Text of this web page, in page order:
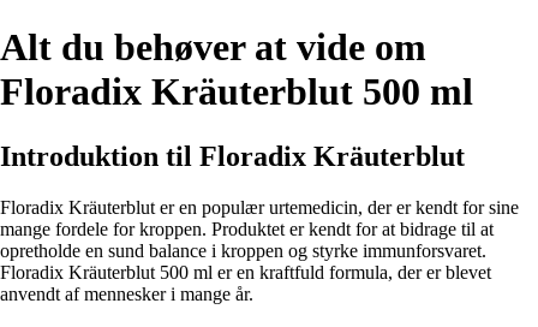
Alt du behøver at vide om
Floradix Kräuterblut 500 ml
Introduktion til Floradix Kräuterblut
Floradix Kräuterblut er en populær urtemedicin, der er kendt for sine
mange fordele for kroppen. Produktet er kendt for at bidrage til at
opretholde en sund balance i kroppen og styrke immunforsvaret.
Floradix Kräuterblut 500 ml er en kraftfuld formula, der er blevet
anvendt af mennesker i mange år.